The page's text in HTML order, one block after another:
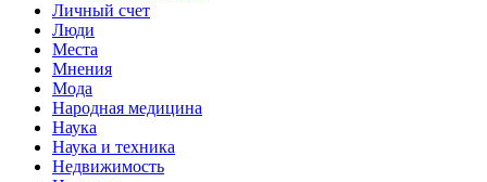
Личный счет
Люди
Места
Мнения
Мода
Народная медицина
Наука
Наука и техника
Недвижимость